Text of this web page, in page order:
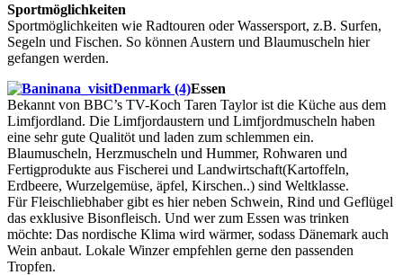
Sportmöglichkeiten
Sportmöglichkeiten wie Radtouren oder Wassersport, z.B. Surfen,
Segeln und Fischen. So können Austern und Blaumuscheln hier
gefangen werden.
Essen
Bekannt von BBC’s TV-Koch Taren Taylor ist die Küche aus dem
Limfjordland. Die Limfjordaustern und Limfjordmuscheln haben
eine sehr gute Qualitöt und laden zum schlemmen ein.
Blaumuscheln, Herzmuscheln und Hummer, Rohwaren und
Fertigprodukte aus Fischerei und Landwirtschaft(Kartoffeln,
Erdbeere, Wurzelgemüse, äpfel, Kirschen..) sind Weltklasse.
Für Fleischliebhaber gibt es hier neben Schwein, Rind und Geflügel
das exklusive Bisonfleisch. Und wer zum Essen was trinken
möchte: Das nordische Klima wird wärmer, sodass Dänemark auch
Wein anbaut. Lokale Winzer empfehlen gerne den passenden
Tropfen.